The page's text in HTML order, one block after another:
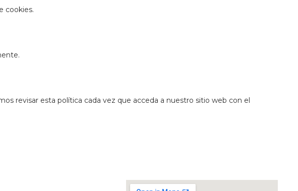
cookies.
revisar esta política cada vez que acceda a nuestro sitio web con el